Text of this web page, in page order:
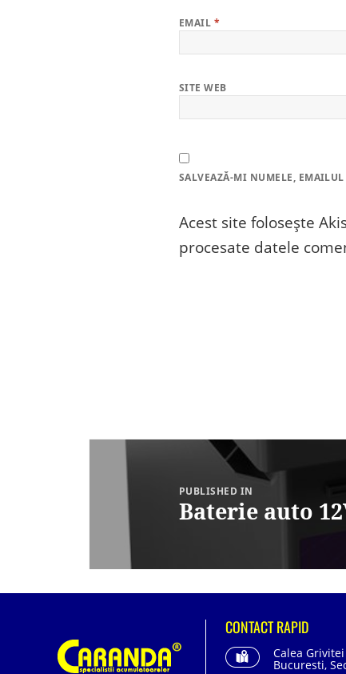
EMAIL *
SITE WEB
SALVEAZĂ-MI NUMELE,
Acest site folosește
procesate datele
Navigare
PUBLISHED IN
Baterie auto
CONTACT RAPID
Calea
Bucuresti,